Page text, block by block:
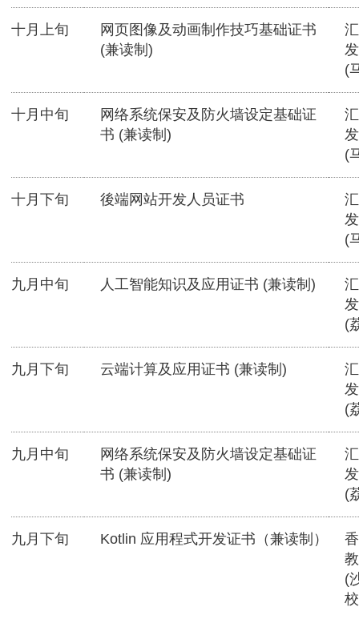
十月上旬
网页图像及动画制作技巧基础证书
(兼读制)
(
十月中旬
网络系统保安及防火墙设定基础证
书 (兼读制)
(
十月下旬 後端网站开发人员证书
(
九月中旬 人工智能知识及应用证书 (兼读制)
(
九月下旬 云端计算及应用证书 (兼读制)
(
九月中旬
网络系统保安及防火墙设定基础证
书 (兼读制)
(
九月下旬 Kotlin 应用程式开发证书（兼读制）
(